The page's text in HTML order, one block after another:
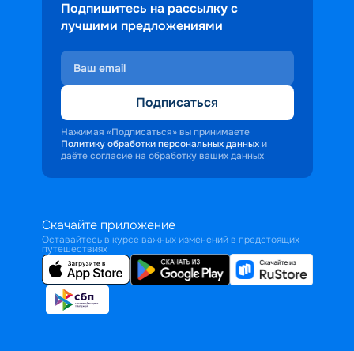
Подпишитесь на рассылку с
лучшими предложениями
Подписаться
Нажимая «Подписаться» вы принимаете
Политику обработки персональных данных и
даёте согласие на обработку ваших данных
Скачайте приложение
Оставайтесь в курсе важных изменений в предстоящих
путешествиях